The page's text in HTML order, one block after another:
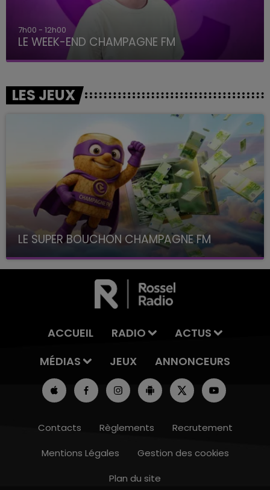
16h00 - 20h00
7h00 - 12h00
LE WEEK-END CHAMPAGNE FM
LES JEUX
LE SUPER BOUCHON CHAMPAGNE FM
avec La Famille Champagne FM, à 8H10
ACCUEIL RADIO
ACTUS
MÉDIAS
JEUX ANNONCEURS
Contacts Règlements
Recrutement
Mentions Légales
Gestion des cookies
Plan du site